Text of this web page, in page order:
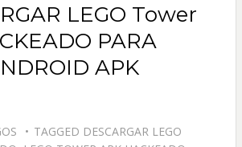
LEGO Tower
PARA
APK
TAGGED DESCARGAR LEGO